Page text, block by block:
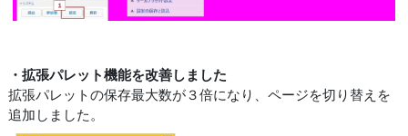
・拡張パレット機能を改善しました
拡張パレットの保存最大数が３倍になり、ページを切り替えを
追加しました。